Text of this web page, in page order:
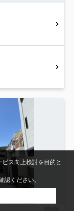
ス向上検討を目的と
認ください。